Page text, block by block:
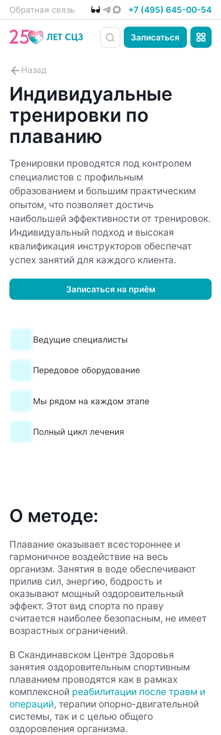
Обратная связь +7 (495) 645-00-54
Записаться
Индивидуальные
тренировки по
плаванию
Тренировки проводятся под контролем
специалистов с профильным
образованием и большим практическим
опытом, что позволяет достичь
наибольшей эффективности от тренировок.
Индивидуальный подход и высокая
квалификация инструкторов обеспечат
успех занятий для каждого клиента.
Записаться на приём
Ведущие специалисты
Передовое оборудование
Мы рядом на каждом этапе
Полный цикл лечения
О методе:
Плавание оказывает всестороннее и
гармоничное воздействие на весь
организм. Занятия в воде обеспечивают
прилив сил, энергию, бодрость и
оказывают мощный оздоровительный
эффект. Этот вид спорта по праву
считается наиболее безопасным, не имеет
возрастных ограничений.
В Скандинавском Центре Здоровья
занятия оздоровительным спортивным
плаванием проводятся как в рамках
комплексной реабилитации после травм и
операций, терапии опорно-двигательной
системы, так и с целью общего
оздоровления организма.